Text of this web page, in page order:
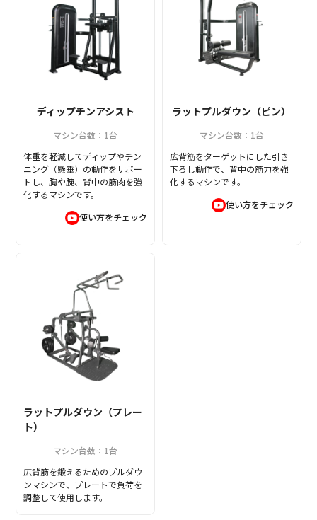
ディップチンアシスト
マシン台数：1台
体重を軽減してディップやチン
ニング（懸垂）の動作をサポー
トし、胸や腕、背中の筋肉を強
化するマシンです。
使い方をチェック
ラットプルダウン（ピン）
マシン台数：1台
広背筋をターゲットにした引き
下ろし動作で、背中の筋力を強
化するマシンです。
使い方をチェック
ラットプルダウン（プレー
ト）
マシン台数：1台
広背筋を鍛えるためのプルダウ
ンマシンで、プレートで負荷を
調整して使用します。